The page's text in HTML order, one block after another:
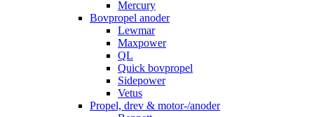
Mercury
Bovpropel anoder
Lewmar
Maxpower
QL
Quick bovpropel
Sidepower
Vetus
Propel, drev & motor-/anoder